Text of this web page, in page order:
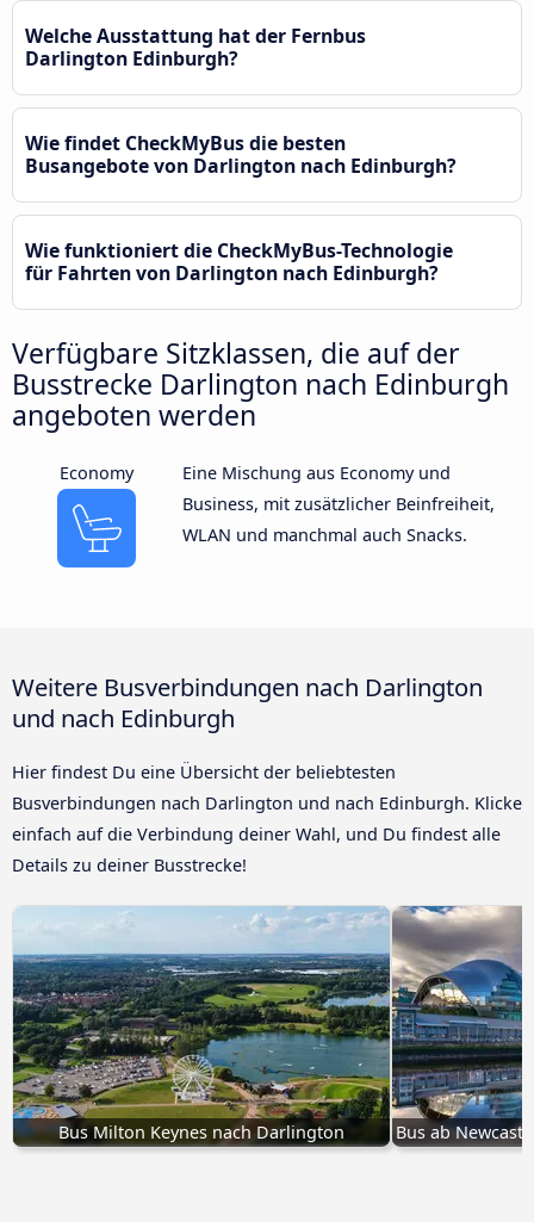
Welche Ausstattung hat der Fernbus
Darlington Edinburgh?
Wie findet CheckMyBus die besten
Busangebote von Darlington nach Edinburgh?
Wie funktioniert die CheckMyBus-Technologie
für Fahrten von Darlington nach Edinburgh?
Verfügbare Sitzklassen, die auf der
Busstrecke Darlington nach Edinburgh
angeboten werden
Economy
Eine Mischung aus Economy und
Business, mit zusätzlicher Beinfreiheit,
WLAN und manchmal auch Snacks.
Weitere Busverbindungen nach Darlington
und nach Edinburgh
Hier findest Du eine Übersicht der beliebtesten
Busverbindungen nach Darlington und nach Edinburgh. Klicke
einfach auf die Verbindung deiner Wahl, und Du findest alle
Details zu deiner Busstrecke!
Bus Milton Keynes nach Darlington Bus ab